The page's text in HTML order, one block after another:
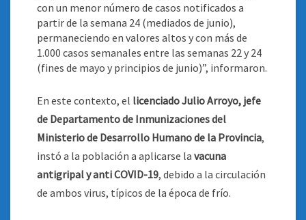
con un menor número de casos notificados a
partir de la semana 24 (mediados de junio),
permaneciendo en valores altos y con más de
1.000 casos semanales entre las semanas 22 y 24
(fines de mayo y principios de junio)”, informaron.
En este contexto, el licenciado Julio Arroyo, jefe
de Departamento de Inmunizaciones del
Ministerio de Desarrollo Humano de la Provincia,
instó a la población a aplicarse la vacuna
antigripal y anti COVID-19, debido a la circulación
de ambos virus, típicos de la época de frío.